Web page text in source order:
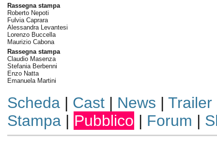
Rassegna stampa
Roberto Nepoti
Fulvia Caprara
Alessandra Levantesi
Lorenzo Buccella
Maurizio Cabona
Rassegna stampa
Claudio Masenza
Stefania Berbenni
Enzo Natta
Emanuela Martini
Scheda| Cast| News | Trailer
Stampa| Pubblico | Forum |